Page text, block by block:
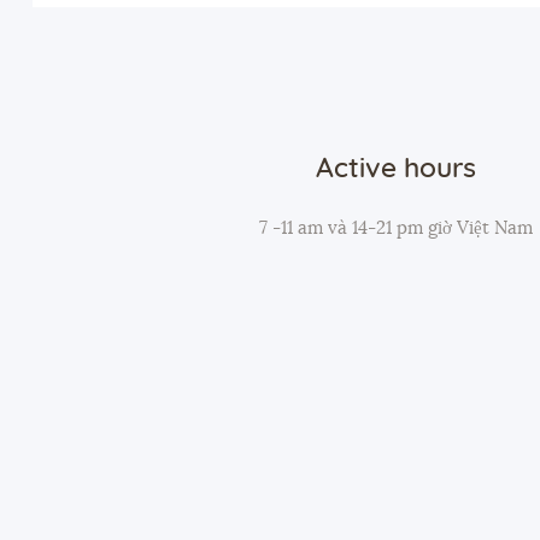
Active hours
7 -11 am và 14-21 pm giờ Việt Nam